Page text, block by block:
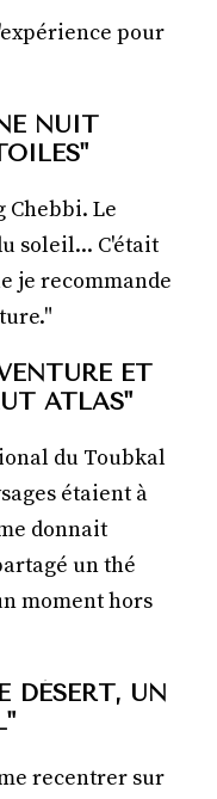
pour
NUIT
Chebbi. Le
soleil... C'était
je recommande
ET
ATLAS"
du Toubkal
étaient à
donnait
un thé
moment hors
DÉSERT, UN
recentrer sur